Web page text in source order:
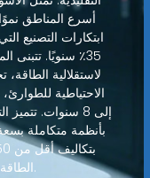
ابتكارات التصنيع
35٪ سنويًا. تتبنى
لاستقلالية الطاقة،
إلى 8 سنوات.
الطاقة الكاملة للمشاريع الصناعية.